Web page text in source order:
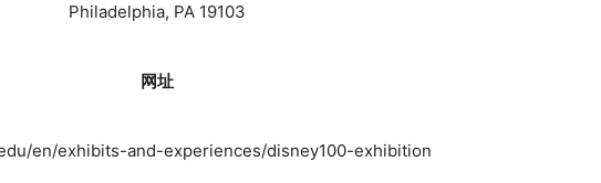
Philadelphia, PA 19103
网址
en/exhibits-and-experiences/disney100-exhibition